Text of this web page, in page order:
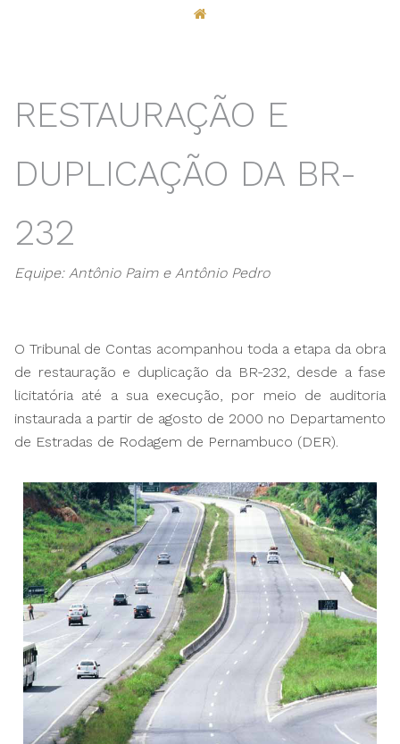
RESTAURAÇÃO E
DUPLICAÇÃO DA BR-
232
Equipe: Antônio Paim e Antônio Pedro
O Tribunal de Contas acompanhou toda a etapa da obra
de restauração e duplicação da BR-232, desde a fase
licitatória até a sua execução, por meio de auditoria
instaurada a partir de agosto de 2000 no Departamento
de Estradas de Rodagem de Pernambuco (DER).